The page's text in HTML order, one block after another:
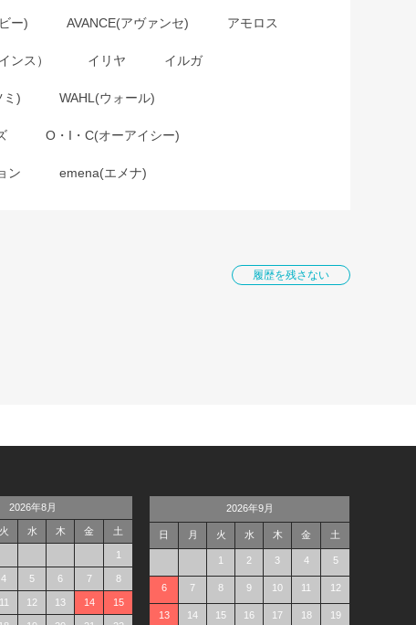
ー) AVANCE(アヴァンセ) アモロス
ンス） イリヤ イルガ
ミ) WAHL(ウォール)
O・I・C(オーアイシー)
ン emena(エメナ)
履歴を残さない
2026年8月
火 水 木 金 土
1
4 5 6 7 8
11 12 13 14 15
2026年9月
日 月 火 水 木 金 土
1 2 3 4 5
6 7 8 9 10 11 12
13 14 15 16 17 18 19